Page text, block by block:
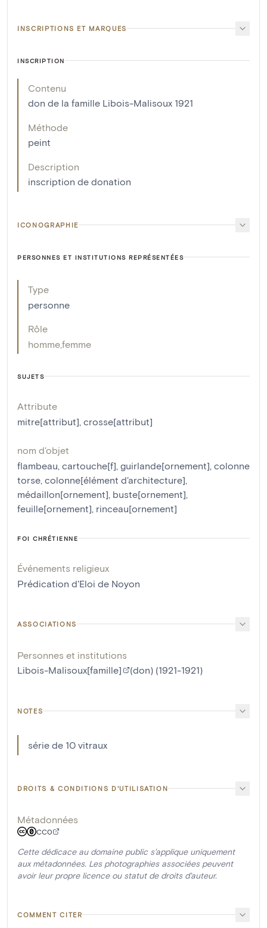
INSCRIPTIONS ET MARQUES
INSCRIPTION
Contenu
don de la famille Libois-Malisoux 1921
Méthode
peint
Description
inscription de donation
ICONOGRAPHIE
PERSONNES ET INSTITUTIONS REPRÉSENTÉES
Type
personne
Rôle
hommefemme
SUJETS
Attribute
mitre[attribut] crosse[attribut]
nom d'objet
flambeau cartouche[f] guirlande[ornement] colonne
torse colonne[élément d'architecture]
médaillon[ornement] buste[ornement]
feuille[ornement] rinceau[ornement]
FOI CHRÉTIENNE
Événements religieux
Prédication d'Eloi de Noyon
ASSOCIATIONS
Personnes et institutions
Libois-Malisoux[famille]
(don) (1921-1921)
NOTES
série de 10 vitraux
DROITS & CONDITIONS D'UTILISATION
Métadonnées
CC0
Cette dédicace au domaine public s'applique uniquement
aux métadonnées. Les photographies associées peuvent
avoir leur propre licence ou statut de droits d'auteur.
COMMENT CITER